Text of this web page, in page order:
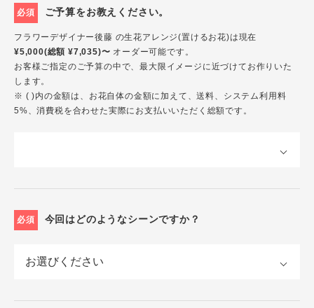
必須 ご予算をお教えください。
フラワーデザイナー後藤 の生花アレンジ(置けるお花)は現在
¥5,000(総額 ¥7,035)〜 オーダー可能です。
お客様ご指定のご予算の中で、最大限イメージに近づけてお作りいた
します。
※ ( )内の金額は、お花自体の金額に加えて、送料、システム利用料
5%、消費税を合わせた実際にお支払いいただく総額です。
必須 今回はどのようなシーンですか？